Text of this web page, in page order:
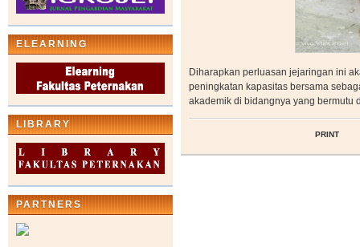
ELEARNING
LIBRARY
PARTNERS
Diharapkan perluasan jejaringan ini
peningkatan kapasitas bersama
akademik di bidangnya yang bermutu
PRINT